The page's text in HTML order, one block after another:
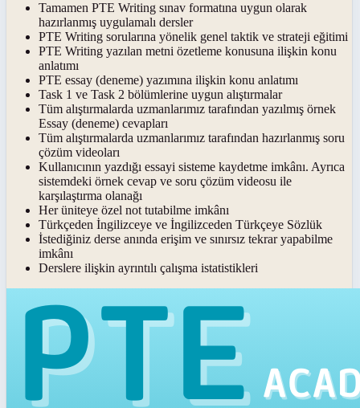
Tamamen PTE Writing sınav formatına uygun olarak
hazırlanmış uygulamalı dersler
PTE Writing sorularına yönelik genel taktik ve strateji eğitimi
PTE Writing yazılan metni özetleme konusuna ilişkin konu
anlatımı
PTE essay (deneme) yazımına ilişkin konu anlatımı
Task 1 ve Task 2 bölümlerine uygun alıştırmalar
Tüm alıştırmalarda uzmanlarımız tarafından yazılmış örnek
Essay (deneme) cevapları
Tüm alıştırmalarda uzmanlarımız tarafından hazırlanmış soru
çözüm videoları
Kullanıcının yazdığı essayi sisteme kaydetme imkânı. Ayrıca
sistemdeki örnek cevap ve soru çözüm videosu ile
karşılaştırma olanağı
Her üniteye özel not tutabilme imkânı
Türkçeden İngilizceye ve İngilizceden Türkçeye Sözlük
İstediğiniz derse anında erişim ve sınırsız tekrar yapabilme
imkânı
Derslere ilişkin ayrıntılı çalışma istatistikleri